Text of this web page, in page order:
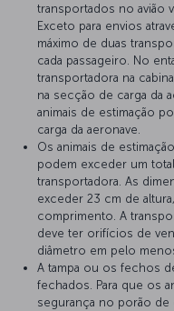
transportados no avião
Exceto para envios
máximo de duas
cada passageiro. No
transportadora na
na secção de carga da
animais de estimação
carga da aeronave.
Os animais de
podem exceder um
transportadora. As
exceder 23 cm de
comprimento. A
deve ter orifícios de
diâmetro em pelo
A tampa ou os fechos
fechados. Para que os
segurança no porão de